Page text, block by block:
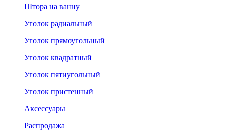
Штора на ванну
Уголок радиальный
Уголок прямоугольный
Уголок квадратный
Уголок пятиугольный
Уголок пристенный
Аксессуары
Распродажа